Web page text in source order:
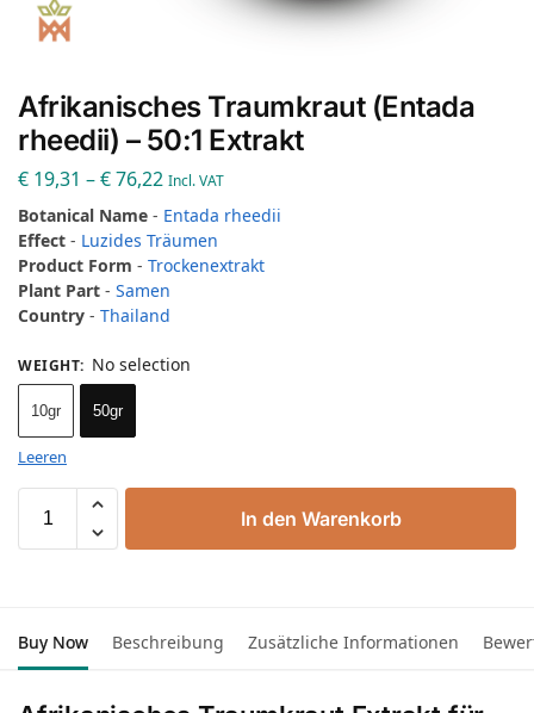
Afrikanisches Traumkraut (Entada
rheedii) – 50:1 Extrakt
€ 19,31 –€76,22 Incl. VAT
Botanical Name - Entada rheedii
Effect - Luzides Träumen
Product Form - Trockenextrakt
Plant Part - Samen
Country - Thailand
WEIGHT: No selection
10gr 50gr
Leeren
In den Warenkorb
Buy Now Beschreibung Zusätzliche Informationen